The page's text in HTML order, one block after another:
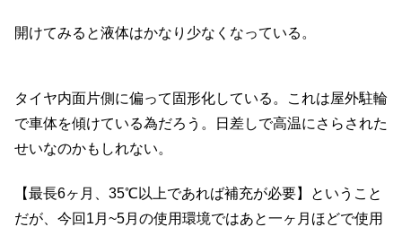
開けてみると液体はかなり少なくなっている。
タイヤ内面片側に偏って固形化している。これは屋外駐輪
で車体を傾けている為だろう。日差しで高温にさらされた
せいなのかもしれない。
【最長6ヶ月、35℃以上であれば補充が必要】ということ
だが、今回1月~5月の使用環境ではあと一ヶ月ほどで使用